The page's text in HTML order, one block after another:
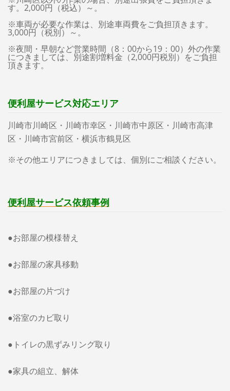
す。2,000円（税込）～。
※車両が必要な作業は、別途車両費をご負担頂きます。
3,000円（税別）～。
※夜間・早朝など営業時間（8：00から19：00）外の作業
につきましては、別途割増料金（2,000円税別）をご負担
頂きます。
便利屋サービス対応エリア
川崎市川崎区・川崎市幸区・川崎市中原区・川崎市高津
区・川崎市宮前区・横浜市鶴見区
※その他エリアにつきましては、個別にご相談ください。
便利屋サービス依頼事例
●お部屋の模様替え
●お部屋の家具移動
●お部屋の片づけ
●浴室のカビ取り
●トイレの黒ずみリング取り
●家具の組立、解体